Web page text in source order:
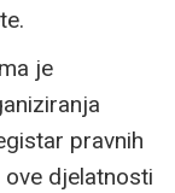
je
pravnih
djelatnosti